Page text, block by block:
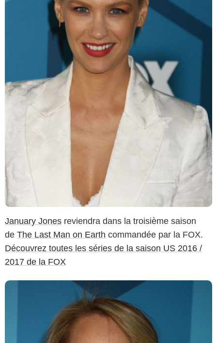
January Jones reviendra dans la troisième saison
de The Last Man on Earth commandée par la FOX.
Découvrez toutes les séries de la saison US 2016 /
2017 de la FOX